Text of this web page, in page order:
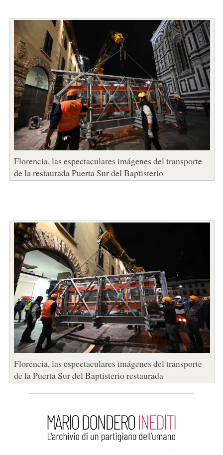
Florencia, las espectaculares imágenes del transporte
de la restaurada Puerta Sur del Baptisterio
Florencia, las espectaculares imágenes del transporte
de la Puerta Sur del Baptisterio restaurada